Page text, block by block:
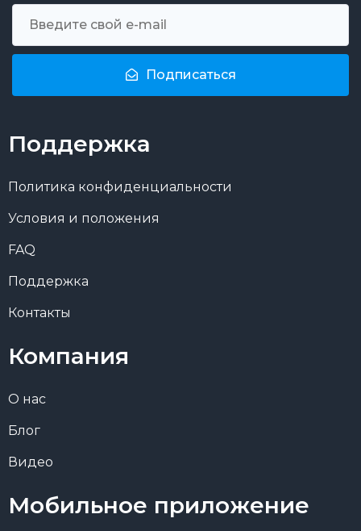
Подписаться
Поддержка
Политика конфиденциальности
Условия и положения
FAQ
Поддержка
Контакты
Компания
О нас
Блог
Видео
Мобильное приложение